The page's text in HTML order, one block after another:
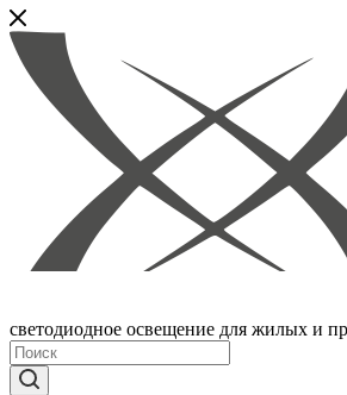
светодиодное освещение для жилых и